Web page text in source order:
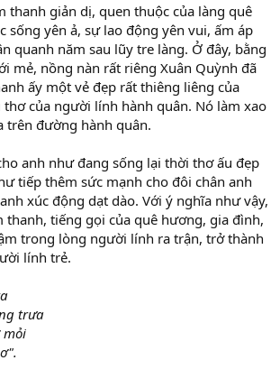
thanh giản dị, quen thuộc của làng quê
sống yên ả, sự lao động yên vui, ấm áp
quanh năm sau lũy tre làng. Ở đây, bằng
mẻ, nồng nàn rất riêng Xuân Quỳnh đã
ấy một vẻ đẹp rất thiêng liêng của
thơ của người lính hành quân. Nó làm xao
trên đường hành quân.
anh như đang sống lại thời thơ ấu đẹp
tiếp thêm sức mạnh cho đôi chân anh
xúc động dạt dào. Với ý nghĩa như vậy,
thanh, tiếng gọi của quê hương, gia đình,
trong lòng người lính ra trận, trở thành
lính trẻ.
trưa
mỏi